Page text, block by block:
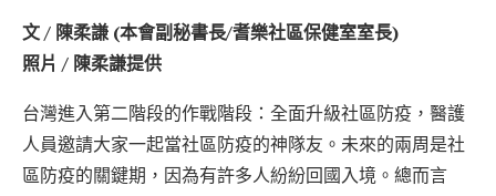
文 / 陳柔謙 (本會副秘書長/耆樂社區保健室室長)
照片 / 陳柔謙提供
台灣進入第二階段的作戰階段：全面升級社區防疫，醫護
人員邀請大家一起當社區防疫的神隊友。未來的兩周是社
區防疫的關鍵期，因為有許多人紛紛回國入境。總而言